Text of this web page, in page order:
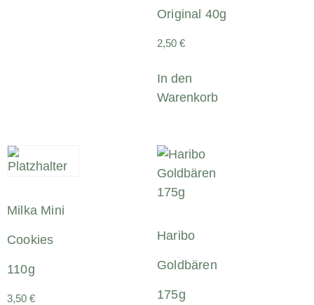
Original 40g
2,50 €
In den
Warenkorb
Milka Mini
Cookies
110g
3,50 €
Haribo
Goldbären
175g